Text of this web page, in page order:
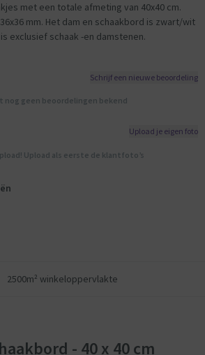
met een totale afmeting van 40x40 cm.
mm. Het dam en schaakbord is zwart/wit
exclusief schaak -en damstenen.
Schrijf een nieuwe beoordeling
nog geen beoordelingen bekend
Upload je eigen foto
Upload als eerste de klantfoto’s
2500m² winkeloppervlakte
- 40 x 40 cm